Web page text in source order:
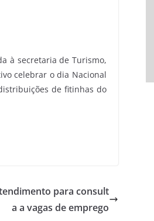
à secretaria de Turismo,
celebrar o dia Nacional
de fitinhas do
para consult
a a vagas de emprego